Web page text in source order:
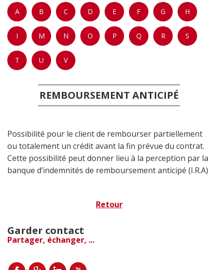
A B C D E F G H
I M N O P Q R S
T U V
REMBOURSEMENT ANTICIPÉ
Possibilité pour le client de rembourser partiellement
ou totalement un crédit avant la fin prévue du contrat.
Cette possibilité peut donner lieu à la perception par la
banque d’indemnités de remboursement anticipé (I.R.A)
Retour
Garder contact
Partager, échanger, ...